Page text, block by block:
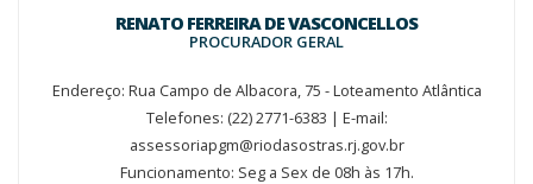
RENATO FERREIRA DE VASCONCELLOS
PROCURADOR GERAL
Endereço: Rua Campo de Albacora, 75 - Loteamento Atlântica
Telefones: (22) 2771-6383 | E-mail:
assessoriapgm@riodasostras.rj.gov.br
Funcionamento: Seg a Sex de 08h às 17h.